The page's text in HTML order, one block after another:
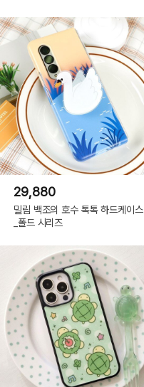
29,880
밀림 백조의 호수 톡톡 하드케이스
_폴드 시리즈